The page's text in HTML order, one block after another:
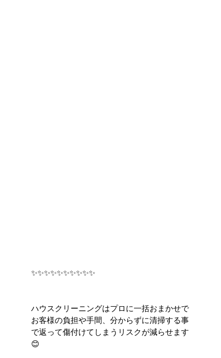
✨✨✨✨✨✨✨✨✨✨
ハウスクリーニングはプロに一括おまかせで
お客様の負担や手間、分からずに清掃する事
で返って傷付けてしまうリスクが減らせます
😊